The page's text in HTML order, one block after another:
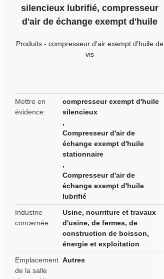
silencieux lubrifié, compresseur
d'air de échange exempt d'huile
Produits- compresseur d'air exempt d'huile de
vis
Mettre en
évidence
compresseur exempt d'huile
silencieux
,
Compresseur d'air de
échange exempt d'huile
stationnaire
,
Compresseur d'air de
échange exempt d'huile
lubrifié
Industrie
concernée
Usine, nourriture et travaux
d'usine, de fermes, de
construction de boisson,
énergie et exploitation
Emplacement
de la salle
Autres